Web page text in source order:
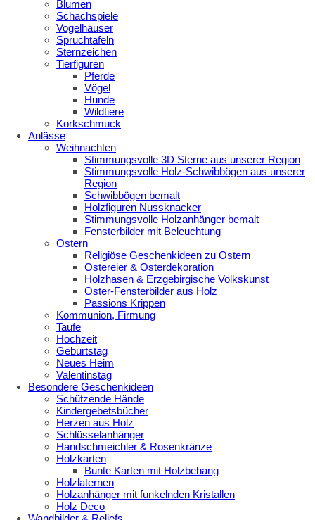
Blumen
Schachspiele
Vogelhäuser
Spruchtafeln
Sternzeichen
Tierfiguren
Pferde
Vögel
Hunde
Wildtiere
Korkschmuck
Anlässe
Weihnachten
Stimmungsvolle 3D Sterne aus unserer Region
Stimmungsvolle Holz-Schwibbögen aus unserer
Region
Schwibbögen bemalt
Holzfiguren Nussknacker
Stimmungsvolle Holzanhänger bemalt
Fensterbilder mit Beleuchtung
Ostern
Religiöse Geschenkideen zu Ostern
Ostereier & Osterdekoration
Holzhasen & Erzgebirgische Volkskunst
Oster-Fensterbilder aus Holz
Passions Krippen
Kommunion, Firmung
Taufe
Hochzeit
Geburtstag
Neues Heim
Valentinstag
Besondere Geschenkideen
Schützende Hände
Kindergebetsbücher
Herzen aus Holz
Schlüsselanhänger
Handschmeichler & Rosenkränze
Holzkarten
Bunte Karten mit Holzbehang
Holzlaternen
Holzanhänger mit funkelnden Kristallen
Holz Deco